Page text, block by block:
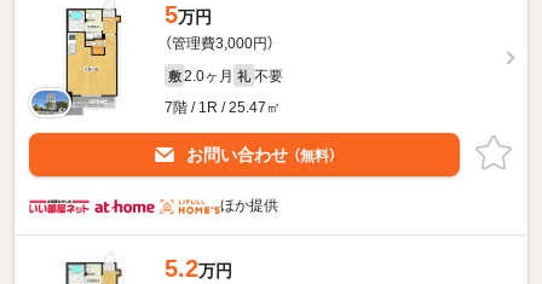
5万円
（管理費3,000円）
敷 2.0ヶ月 礼 不要
7階 / 1R / 25.47㎡
お問い合わせ （無料）
ほか提供
5.2万円